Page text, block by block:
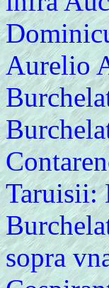
Aurelio
Taruisii:
sopra